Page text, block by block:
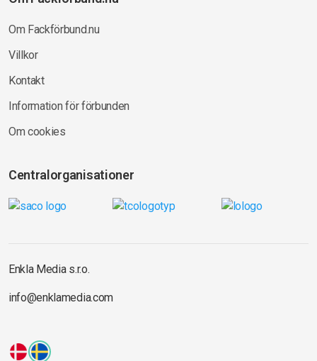
Om Fackförbund.nu
Villkor
Kontakt
Information för förbunden
Om cookies
Centralorganisationer
Enkla Media s.r.o.
info@enklamedia.com